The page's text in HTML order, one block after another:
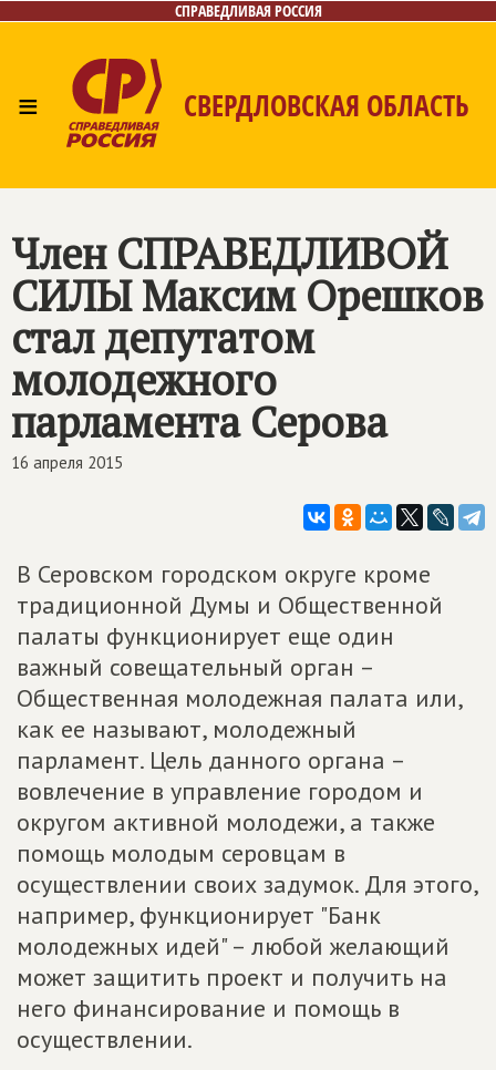
СПРАВЕДЛИВАЯ РОССИЯ
≡ СВЕРДЛОВСКАЯ ОБЛАСТЬ
Контакты
Поиск
Член СПРАВЕДЛИВОЙ
СИЛЫ Максим Орешков
стал депутатом
молодежного
парламента Серова
16 апреля 2015
В Серовском городском округе кроме
традиционной Думы и Общественной
палаты функционирует еще один
важный совещательный орган –
Общественная молодежная палата или,
как ее называют, молодежный
парламент. Цель данного органа –
вовлечение в управление городом и
округом активной молодежи, а также
помощь молодым серовцам в
осуществлении своих задумок. Для этого,
например, функционирует "Банк
молодежных идей" – любой желающий
может защитить проект и получить на
него финансирование и помощь в
осуществлении.